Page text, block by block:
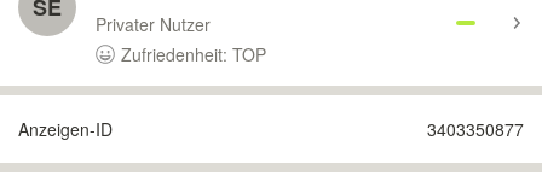
SE
Privater Nutzer
Zufriedenheit: TOP
Anzeigen-ID 3403350877